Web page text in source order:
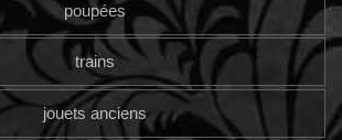
poupées
trains
jouets anciens